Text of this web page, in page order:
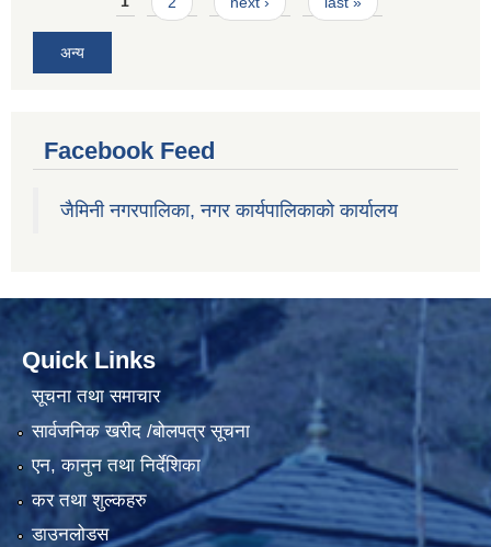
अन्य
Facebook Feed
जैमिनी नगरपालिका, नगर कार्यपालिकाको कार्यालय
Quick Links
सूचना तथा समाचार
सार्वजनिक खरीद /बोलपत्र सूचना
एन, कानुन तथा निर्देशिका
कर तथा शुल्कहरु
डाउनलोडस